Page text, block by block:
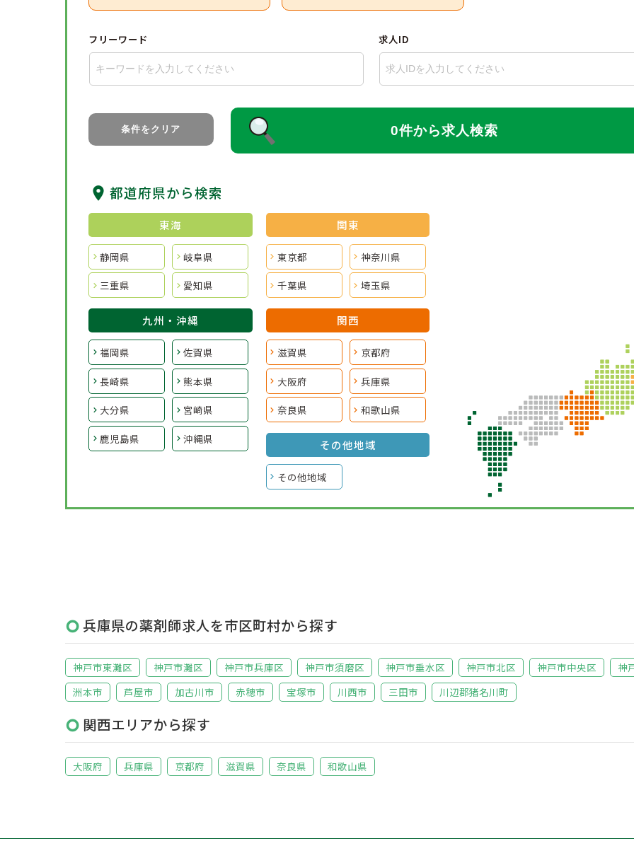
フリーワード 求人ID
条件をクリア 0件から求人検索
都道府県から検索
東海
静岡県 岐阜県
三重県 愛知県
関東
東京都 神奈川県
千葉県 埼玉県
九州・沖縄
福岡県 佐賀県
長崎県 熊本県
大分県 宮崎県
鹿児島県 沖縄県
関西
滋賀県 京都府
大阪府 兵庫県
奈良県 和歌山県
その他地域
その他地域
兵庫県の薬剤師求人を市区町村から探す
神戸市東灘区 神戸市灘区 神戸市兵庫区 神戸市須磨区 神戸市垂水区 神戸市北区 神戸市中央区
神
洲本市
芦屋市 加古川市 赤穂市 宝塚市 川西市 三田市 川辺郡猪名川町
関西エリアから探す
大阪府 兵庫県 京都府 滋賀県 奈良県 和歌山県